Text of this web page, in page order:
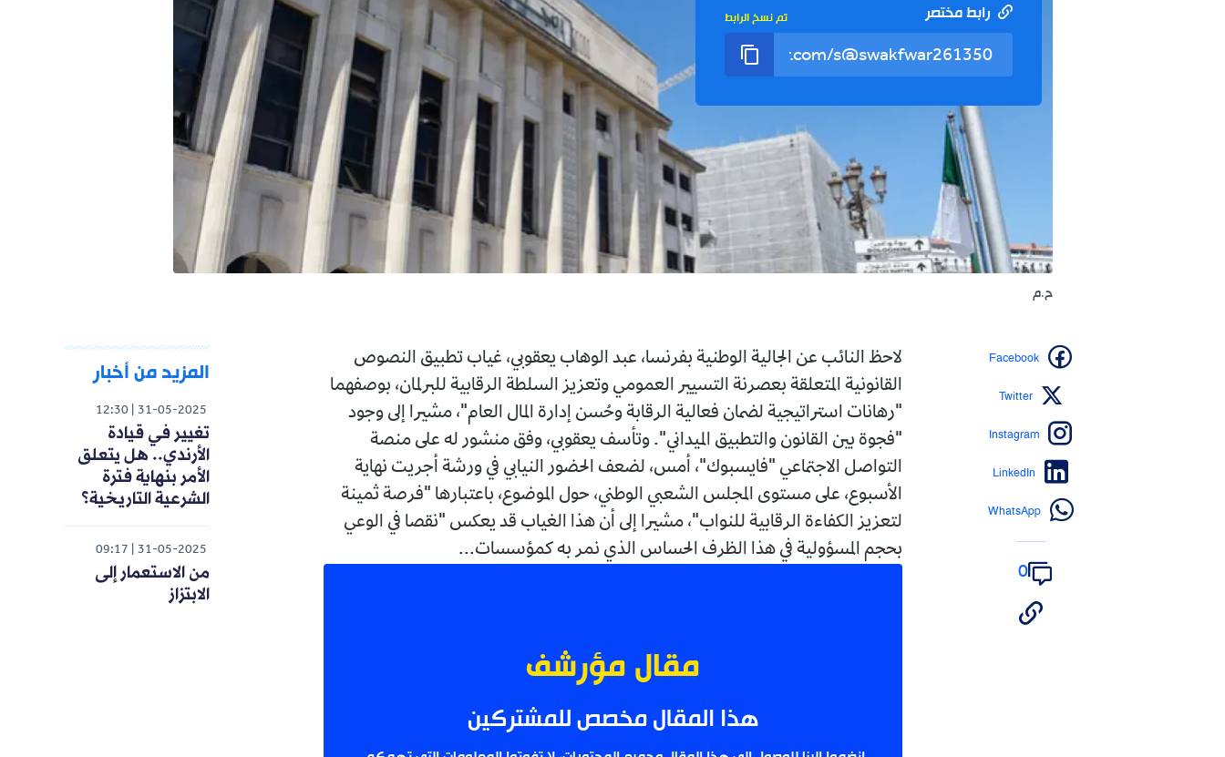
رابط مختصر تم نسخ الرابط
ح.م
لاحظ النائب عن الجالية الوطنية بفرنسا، عبد الوهاب يعقوبي، غياب تطبيق النصوص
القانونية المتعلقة بعصرنة التسيير العمومي وتعزيز السلطة الرقابية للبرلمان، بوصفهما
"رهانات استراتيجية لضمان فعالية الرقابة وحُسن إدارة المال العام"، مشيرا إلى وجود
"فجوة بين القانون والتطبيق الميداني". وتأسف يعقوبي، وفق منشور له على منصة
التواصل الاجتماعي "فايسبوك"، أمس، لضعف الحضور النيابي في ورشة أجريت نهاية
الأسبوع، على مستوى المجلس الشعبي الوطني، حول الموضوع، باعتبارها "فرصة ثمينة
لتعزيز الكفاءة الرقابية للنواب"، مشيرا إلى أن هذا الغياب قد يعكس "نقصا في الوعي
بحجم المسؤولية في هذا الظرف الحساس الذي نمر به كمؤسسات...
مقال مؤرشف
هذا المقال مخصص للمشتركين
Facebook
Twitter
Instagram
LinkedIn
WhatsApp
0
المزيد من أخبار
31-05-2025
12:30
تغيير في قيادة
الأرندي.. هل يتعلق
الأمر بنهاية فترة
الشرعية التاريخية؟
31-05-2025
09:17
من الاستعمار إلى
الابتزاز